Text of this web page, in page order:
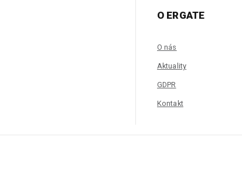
O ERGATE
O nás
Aktuality
GDPR
Kontakt